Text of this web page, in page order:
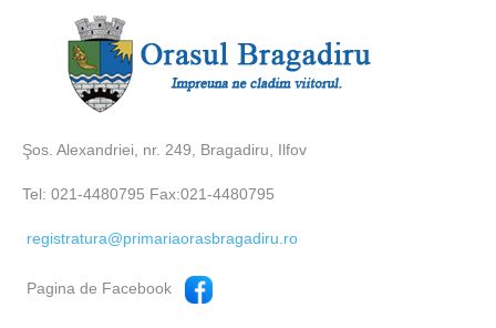
Şos. Alexandriei, nr. 249, Bragadiru, Ilfov
Tel: 021-4480795 Fax:021-4480795
registratura@primariaorasbragadiru.ro
Pagina de Facebook